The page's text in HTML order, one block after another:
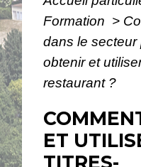
Formation >
dans le secteur
obtenir et
restaurant ?
ET